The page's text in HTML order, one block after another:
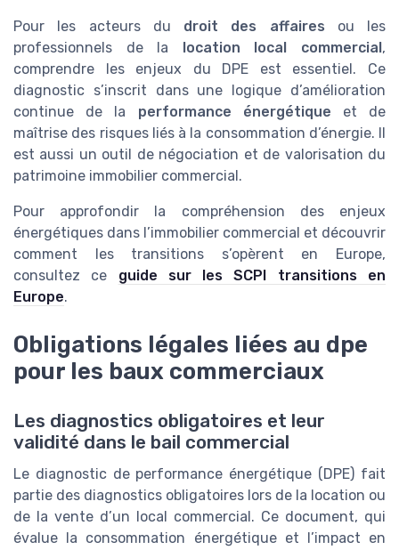
Pour les acteurs du droit des affaires ou les
professionnels de la location local commercial,
comprendre les enjeux du DPE est essentiel. Ce
diagnostic s’inscrit dans une logique d’amélioration
continue de la performance énergétique et de
maîtrise des risques liés à la consommation d’énergie. Il
est aussi un outil de négociation et de valorisation du
patrimoine immobilier commercial.
Pour approfondir la compréhension des enjeux
énergétiques dans l’immobilier commercial et découvrir
comment les transitions s’opèrent en Europe,
consultez ce guide sur les SCPI transitions en
Europe.
Obligations légales liées au dpe
pour les baux commerciaux
Les diagnostics obligatoires et leur
validité dans le bail commercial
Le diagnostic de performance énergétique (DPE) fait
partie des diagnostics obligatoires lors de la location ou
de la vente d’un local commercial. Ce document, qui
évalue la consommation énergétique et l’impact en